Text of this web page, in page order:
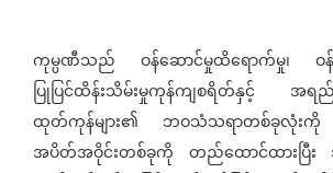
ကုမ္ပဏီသည် ဝန်ဆောင်မှုထိရောက်မှု၊ ဝန်ဆ
ပြုပြင်ထိန်းသိမ်းမှုကုန်ကျစရိတ်နှင့် အရည်အ
ထုတ်ကုန်များ၏ ဘဝသံသရာတစ်ခုလုံးကို
အပိတ်အဝိုင်းတစ်ခုကို တည်ထောင်ထားပြီး